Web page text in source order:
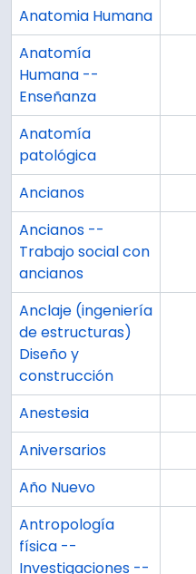
Anatomia Humana
Anatomía
Humana --
Enseñanza
Anatomía
patológica
Ancianos
Ancianos --
Trabajo social con
ancianos
Anclaje (ingeniería
de estructuras)
Diseño y
construcción
Anestesia
Aniversarios
Año Nuevo
Antropología
física --
Investigaciones --